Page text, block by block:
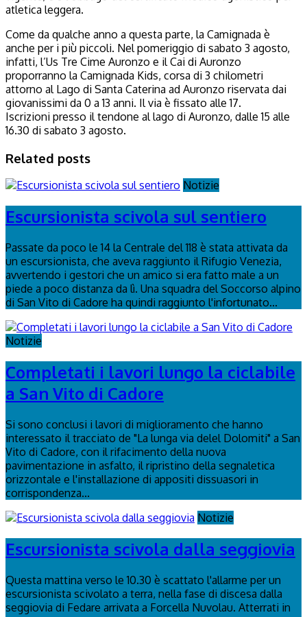
atletica leggera.
Come da qualche anno a questa parte, la Camignada è
anche per i più piccoli. Nel pomeriggio di sabato 3 agosto,
infatti, l’Us Tre Cime Auronzo e il Cai di Auronzo
proporranno la Camignada Kids, corsa di 3 chilometri
attorno al Lago di Santa Caterina ad Auronzo riservata dai
giovanissimi da 0 a 13 anni. Il via è fissato alle 17.
Iscrizioni presso il tendone al lago di Auronzo, dalle 15 alle
16.30 di sabato 3 agosto.
Related posts
Notizie
Escursionista scivola sul sentiero
Passate da poco le 14 la Centrale del 118 è stata attivata da
un escursionista, che aveva raggiunto il Rifugio Venezia,
avvertendo i gestori che un amico si era fatto male a un
piede a poco distanza da lì. Una squadra del Soccorso alpino
di San Vito di Cadore ha quindi raggiunto l'infortunato...
Notizie
Completati i lavori lungo la ciclabile
a San Vito di Cadore
Si sono conclusi i lavori di miglioramento che hanno
interessato il tracciato de "La lunga via delel Dolomiti" a San
Vito di Cadore, con il rifacimento della nuova
pavimentazione in asfalto, il ripristino della segnaletica
orizzontale e l'installazione di appositi dissuasori in
corrispondenza...
Notizie
Escursionista scivola dalla seggiovia
Questa mattina verso le 10.30 è scattato l'allarme per un
escursionista scivolato a terra, nella fase di discesa dalla
seggiovia di Fedare arrivata a Forcella Nuvolau. Atterrati in